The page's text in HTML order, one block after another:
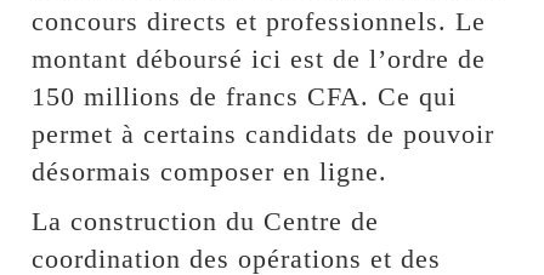
concours directs et professionnels. Le
montant déboursé ici est de l’ordre de
150 millions de francs CFA. Ce qui
permet à certains candidats de pouvoir
désormais composer en ligne.
La construction du Centre de
coordination des opérations et des